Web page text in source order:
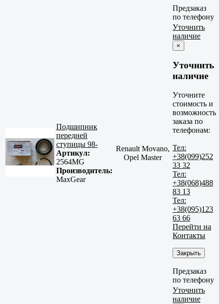
Предзаказ
по телефону
Подшипник
передней
ступицы 98-
Артикул:
2564MG
Производитель:
MaxGear
Renault Movano,
Opel Master
Уточнить
наличие
×
Уточнить
наличие
Уточните
стоимость и
возможность
заказа по
телефонам:
Тел:
+38(099)252
33 32
Тел:
+38(068)488
83 13
Тел:
+38(095)123
63 66
Перейти на
Контакты
Закрыть
Предзаказ
по телефону
Уточнить
наличие